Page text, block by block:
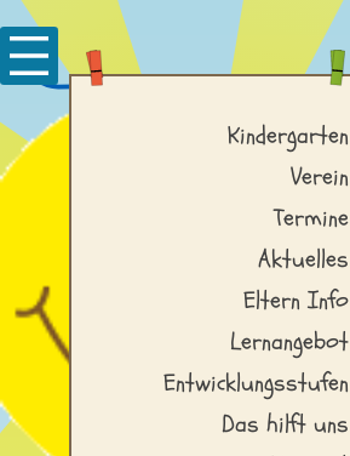
Kindergarten
Verein
Termine
Aktuelles
Eltern Info
Lernangebot
Entwicklungsstufen
Das hilft uns